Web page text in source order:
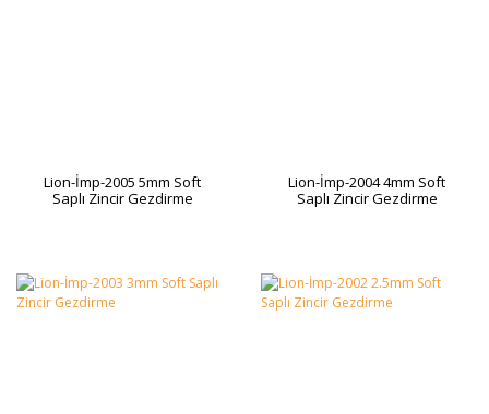
Lion-İmp-2005 5mm Soft
Saplı Zincir Gezdirme
Lion-İmp-2004 4mm Soft
Saplı Zincir Gezdirme